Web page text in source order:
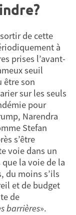
de cette
à
prises l’avant-
seuil
être son
sur les seuls
pour
Narendra
Stefan
s’être
voie dans un
la voie de la
du moins s’ils
et de budget
de
barrières».